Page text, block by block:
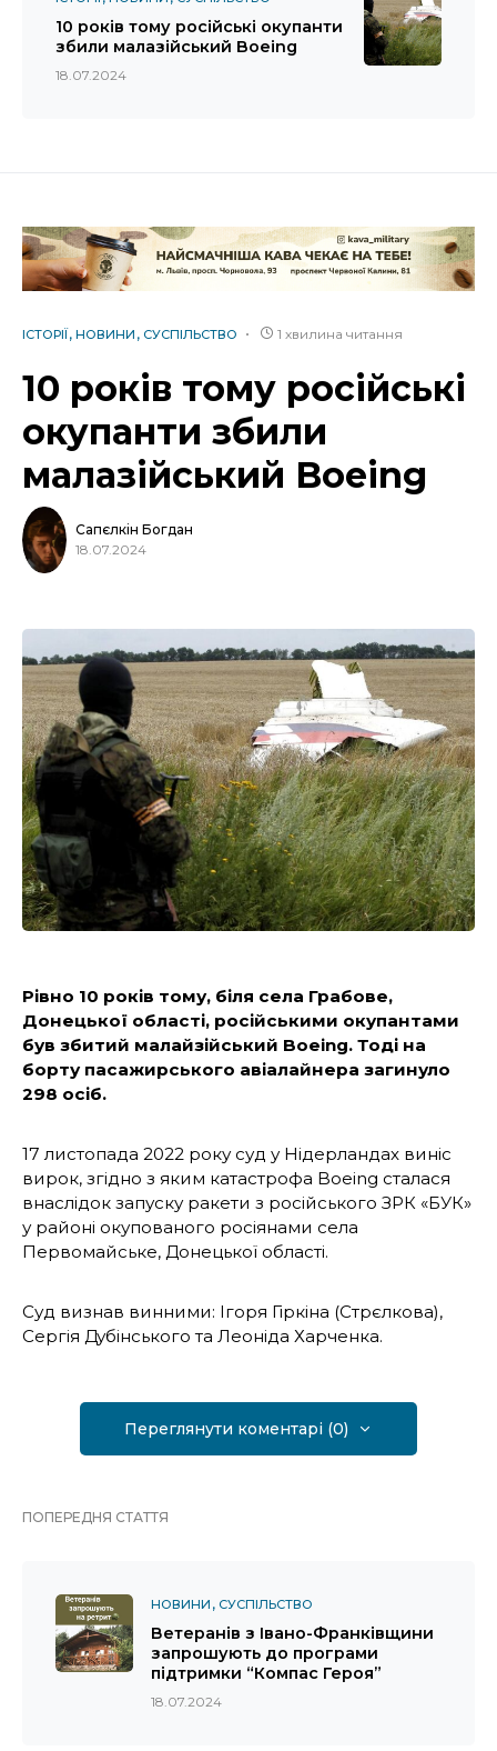
10 років тому російські окупанти
збили малазійський Boeing
18.07.2024
ІСТОРІЇ НОВИНИ СУСПІЛЬСТВО 1 хвилина читання
10 років тому російські
окупанти збили
малазійський Boeing
Сапєлкін Богдан
18.07.2024
Рівно 10 років тому, біля села Грабове,
Донецької області, російськими окупантами
був збитий малайзійський Boeing. Тоді на
борту пасажирського авіалайнера загинуло
298 осіб.
17 листопада 2022 року суд у Нідерландах виніс
вирок, згідно з яким катастрофа Boeing сталася
внаслідок запуску ракети з російського ЗРК «БУК»
у районі окупованого росіянами села
Первомайське, Донецької області.
Суд визнав винними: Ігоря Гіркіна (Стрєлкова),
Сергія Дубінського та Леоніда Харченка.
Переглянути коментарі (0)
ПОПЕРЕДНЯ СТАТТЯ
НОВИНИ СУСПІЛЬСТВО
Ветеранів з Івано-Франківщини
запрошують до програми
підтримки “Компас Героя”
18.07.2024